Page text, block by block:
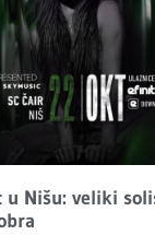
u Nišu: veliki